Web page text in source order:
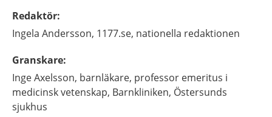
Redaktör:
Ingela Andersson, 1177.se, nationella redaktionen
Granskare:
IngeAxelsson, barnläkare, professor emeritus i
medicinsk vetenskap, Barnkliniken, Östersunds
sjukhus